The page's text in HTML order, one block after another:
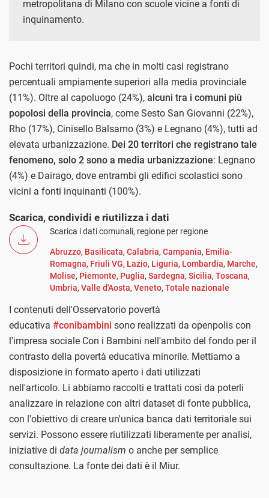
metropolitana di Milano con scuole vicine a fonti di
inquinamento.
Pochi territori quindi, ma che in molti casi registrano
percentuali ampiamente superiori alla media provinciale
(11%). Oltre al capoluogo (24%), alcuni tra i comuni più
popolosi della provincia, come Sesto San Giovanni (22%),
Rho (17%), Cinisello Balsamo (3%) e Legnano (4%), tutti ad
elevata urbanizzazione. Dei 20 territori che registrano tale
fenomeno, solo 2 sono a media urbanizzazione: Legnano
(4%) e Dairago, dove entrambi gli edifici scolastici sono
vicini a fonti inquinanti (100%).
Scarica, condividi e riutilizza i dati
Scarica i dati comunali, regione per regione
Abruzzo, Basilicata, Calabria, Campania, Emilia-
Romagna, Friuli VG, Lazio, Liguria, Lombardia, Marche,
Molise, Piemonte, Puglia, Sardegna, Sicilia, Toscana,
Umbria, Valle d'Aosta, Veneto, Totale nazionale
I contenuti dell'Osservatorio povertà
educativa #conibambini sono realizzati da openpolis con
l'impresa sociale Con i Bambini nell'ambito del fondo per il
contrasto della povertà educativa minorile. Mettiamo a
disposizione in formato aperto i dati utilizzati
nell'articolo. Li abbiamo raccolti e trattati così da poterli
analizzare in relazione con altri dataset di fonte pubblica,
con l'obiettivo di creare un'unica banca dati territoriale sui
servizi. Possono essere riutilizzati liberamente per analisi,
iniziative di data journalism o anche per semplice
consultazione. La fonte dei dati è il Miur.